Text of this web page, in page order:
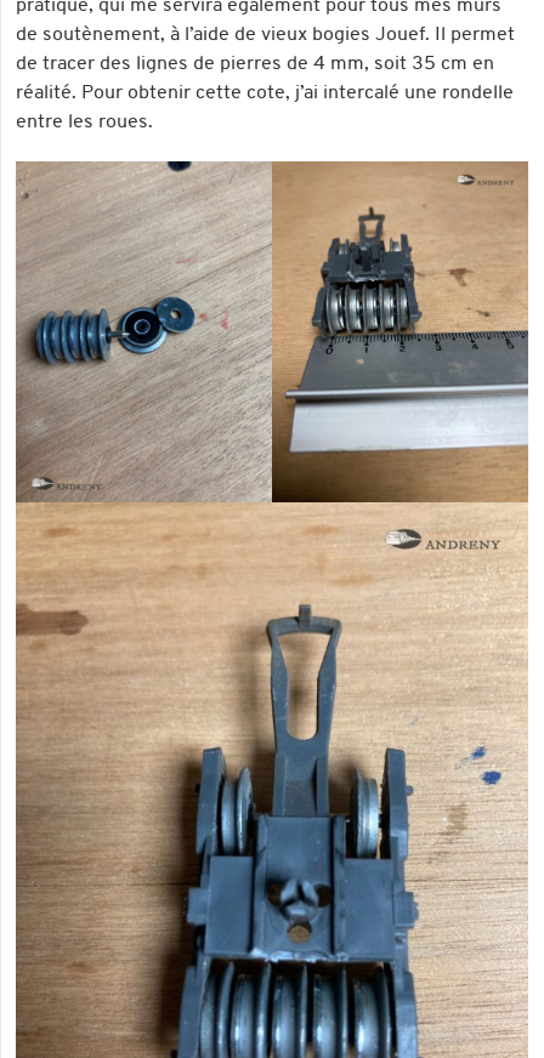
pratique, qui me servira également pour tous mes murs
de soutènement, à l’aide de vieux bogies Jouef. Il permet
de tracer des lignes de pierres de 4 mm, soit 35 cm en
réalité. Pour obtenir cette cote, j’ai intercalé une rondelle
entre les roues.